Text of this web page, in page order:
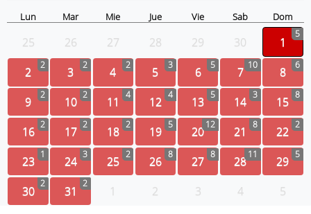
Lun Mar Mie Jue Vie Sab Dom
25 26 27 28 29 30 1
5
2 2 3 2 4 2 5 3 6 5 7 10 8 6
9 2 10 2 11 4 12 4 13 5 14 3 15 8
16 2 17 2 18 2 19 5 2012 21 8 22 2
23 1 24 3 25 2 26 8 27 8 2811 29 5
30 2 31 2 1 2 3 4 5